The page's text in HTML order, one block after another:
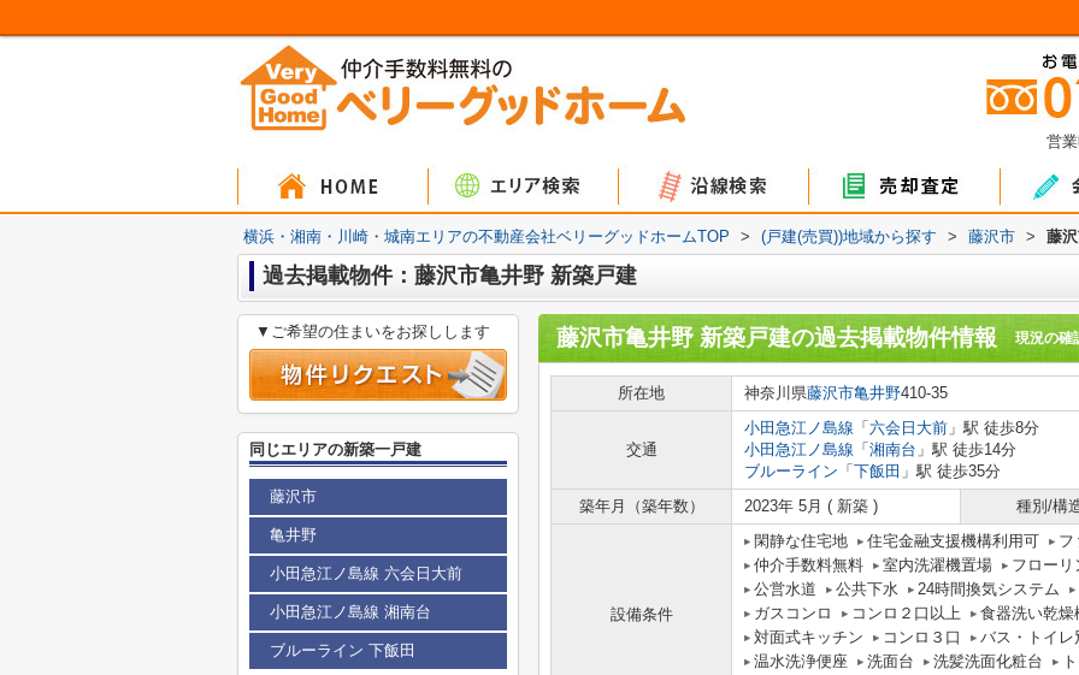
営
戸建て
マンション
土地 戸建て
マンション
土地
横浜・湘南・川崎・城南エリアの不動産会社ベリーグッドホームTOP > (戸建(売買))地域から探す > 藤沢市 > 藤
過去掲載物件：藤沢市亀井野 新築戸建
藤沢市亀井野 新築戸建の過去掲載物件情報 現況の確
所在地 神奈川県藤沢市亀井野410-35
交通
小田急江ノ島線 「 六会日大前 」駅 徒歩8分
小田急江ノ島線 「 湘南台 」駅 徒歩14分
ブルーライン 「 下飯田 」駅 徒歩35分
築年月（築年数）
2023年 5月 ( 新築 ) 種別/構
設備条件
閑静な住宅地 住宅金融支援機構利用可
フ
仲介手数料無料
室内洗濯機置場
フローリ
公営水道
公共下水
24時間換気システム
ガスコンロ
コンロ２口以上
食器洗い乾燥
対面式キッチン
コンロ３口
バス・トイレ
温水洗浄便座
洗面台 洗髪洗面化粧台
▼ご希望の住まいをお探しします
同じエリアの新築一戸建
藤沢市
亀井野
小田急江ノ島線 六会日大前
小田急江ノ島線 湘南台
ブルーライン 下飯田